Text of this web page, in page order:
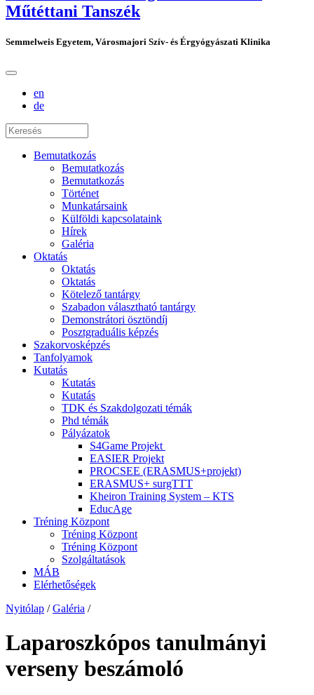
Műtéttani Tanszék
Semmelweis Egyetem, Városmajori Szív- és Érgyógyászati Klinika
en
de
Bemutatkozás
Bemutatkozás
Bemutatkozás
Történet
Munkatársaink
Külföldi kapcsolataink
Hírek
Galéria
Oktatás
Oktatás
Oktatás
Kötelező tantárgy
Szabadon választható tantárgy
Demonstrátori ösztöndíj
Posztgraduális képzés
Szakorvosképzés
Tanfolyamok
Kutatás
Kutatás
Kutatás
TDK és Szakdolgozati témák
Phd témák
Pályázatok
S4Game Projekt
EASIER Projekt
PROCSEE (ERASMUS+projekt)
ERASMUS+ surgTTT
Kheiron Training System – KTS
EducAge
Tréning Központ
Tréning Központ
Tréning Központ
Szolgáltatások
MÁB
Elérhetőségek
Nyitólap / Galéria /
Laparoszkópos tanulmányi
verseny beszámoló